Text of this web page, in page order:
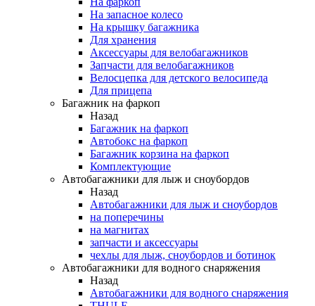
На запасное колесо
На крышку багажника
Для хранения
Аксессуары для велобагажников
Запчасти для велобагажников
Велосцепка для детского велосипеда
Для прицепа
Багажник на фаркоп
Назад
Багажник на фаркоп
Автобокс на фаркоп
Багажник корзина на фаркоп
Комплектующие
Автобагажники для лыж и сноубордов
Назад
Автобагажники для лыж и сноубордов
на поперечины
на магнитах
запчасти и аксессуары
чехлы для лыж, сноубордов и ботинок
Автобагажники для водного снаряжения
Назад
Автобагажники для водного снаряжения